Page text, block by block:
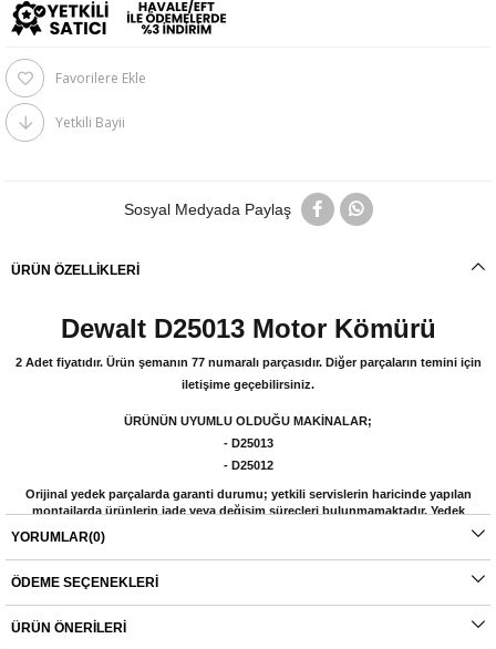
Favorilere Ekle
Yetkili Bayii
Sosyal Medyada Paylaş
ÜRÜN ÖZELLIKLERI
Dewalt D25013 Motor Kömürü
2 Adet fiyatıdır. Ürün şemanın 77 numaralı parçasıdır. Diğer parçaların temini için
iletişime geçebilirsiniz.
ÜRÜNÜN UYUMLU OLDUĞU MAKİNALAR;
- D25013
- D25012
Orijinal yedek parçalarda garanti durumu; yetkili servislerin haricinde yapılan
montajlarda ürünlerin iade veya değişim süreçleri bulunmamaktadır. Yedek
parçalar tamamı orijinal olup, fabrikadan çıkmadan kontrol edilmektedir. Yetkili
servis haricinde yapılan montajlardan kaynaklı sorunlar tamamen müşteriye aittir.
Ürünlerin değişim süreçlerindeki kargo bedelleri müşteriye aittir.
YORUMLAR(0)
ÖDEME SEÇENEKLERI
ÜRÜN ÖNERILERI